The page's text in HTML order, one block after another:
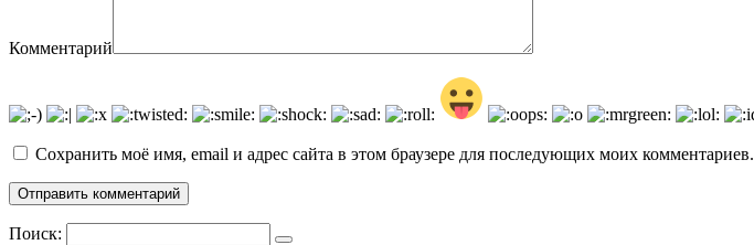
Комментарий
Сохранить моё имя, email и адрес сайта в этом браузере для последующих моих комментариев.
Поиск: